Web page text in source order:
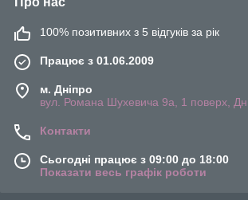
100% позитивних з 5 відгуків за рік
Працює з 01.06.2009
м. Дніпро
вул. Романа Шухевича 9а, 1 поверх,
Контакти
Сьогодні працює з 09:00 до 18:00
Показати весь графік роботи